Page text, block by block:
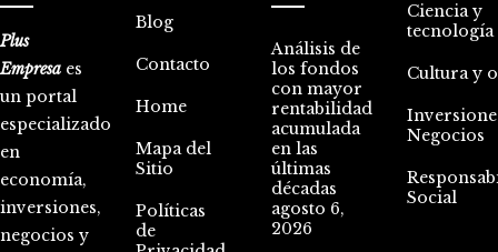
Plus
Empresa es
un portal
especializado
en
economía,
inversiones,
negocios y
Blog
Contacto
Home
Mapa del
Sitio
Políticas
de
Análisis de
los fondos
con mayor
rentabilidad
acumulada
en las
últimas
décadas
agosto 6,
2026
Ciencia y
tecnología
Cultura y
Negocios
Social